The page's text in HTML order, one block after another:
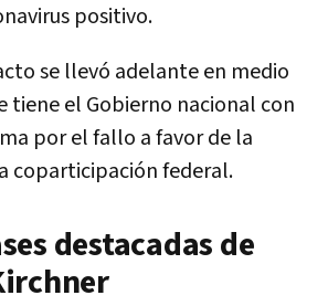
positivo.
se llevó adelante en medio
tiene el Gobierno nacional con
por el fallo a favor de la
coparticipación federal.
destacadas de